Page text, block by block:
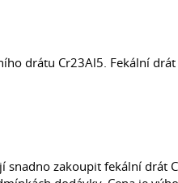
drátu Cr23Al5. Fekální drát
snadno zakoupit fekální drát